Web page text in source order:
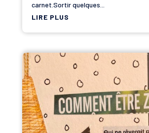
carnet.Sortir quelques...
LIRE PLUS